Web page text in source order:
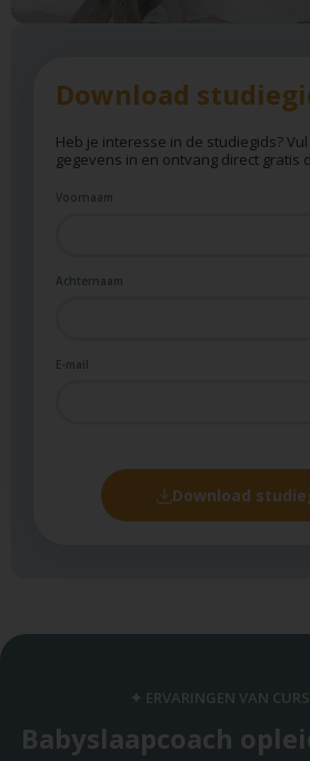
Download
Heb je interesse in de studiegids?
gegevens in en ontvang direct gratis
Voornaam
Achternaam
E-mail
Download
✦ ERVARINGEN VAN
Babyslaapcoach